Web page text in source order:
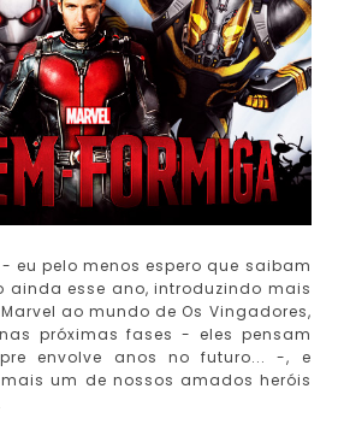
eu pelo menos espero que saibam
esse ano, introduzindo mais
ao mundo de Os Vingadores,
próximas fases - eles pensam
envolve anos no futuro... -, e
um de nossos amados heróis